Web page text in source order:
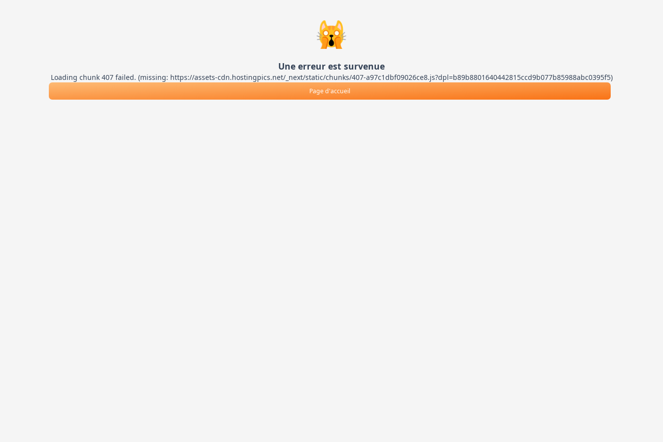
🙀
Une erreur est survenue
Loading chunk 407 failed. (missing: https://assets-cdn.hostingpics.net/_next/static/chunks/407-a97c1dbf09026ce8.js?dpl=b89b8801640442815ccd9b077b85988abc0395f5)
Page d'accueil